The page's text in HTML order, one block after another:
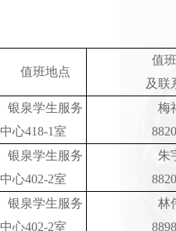
值班地点
值
及联
银泉学生服务
中心418-1室
梅
银泉学生服务
中心402-2室
朱
银泉学生服务
中心402-2室
林